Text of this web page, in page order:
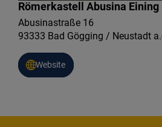
Römerkastell Abusina Eining
Abusinastraße 16
93333 Bad Gögging / Neustadt
Website